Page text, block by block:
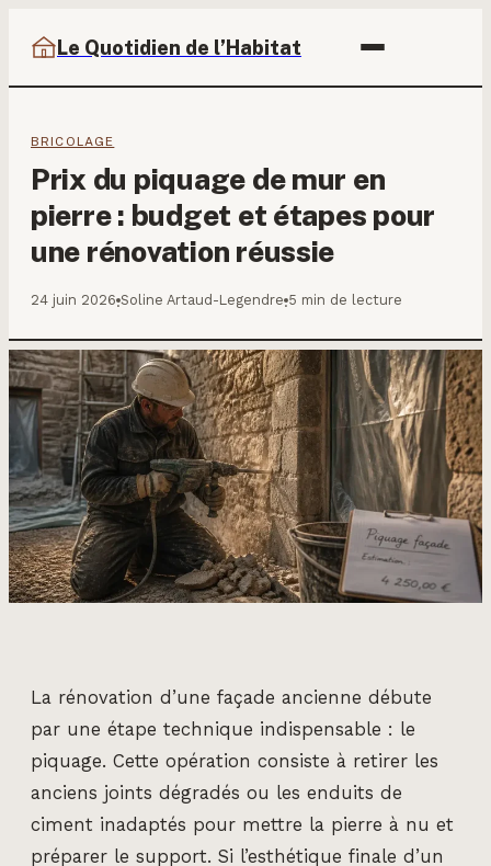
Le Quotidien de l’Habitat
BRICOLAGE
Prix du piquage de mur en
pierre : budget et étapes pour
une rénovation réussie
24 juin 2026·Soline Artaud-Legendre·5 min de lecture
La rénovation d’une façade ancienne débute
par une étape technique indispensable : le
piquage. Cette opération consiste à retirer les
anciens joints dégradés ou les enduits de
ciment inadaptés pour mettre la pierre à nu et
préparer le support. Si l’esthétique finale d’un